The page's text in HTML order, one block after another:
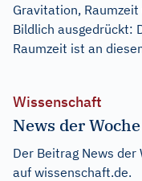
Gravitation,
Bildlich ausgedrückt:
Raumzeit ist an
Wissenschaft
News der
Der Beitrag News der
auf wissenschaft.de.